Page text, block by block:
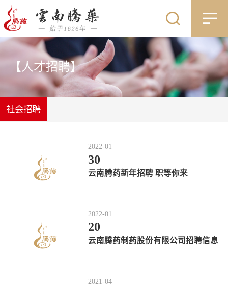
【人才招聘】
社会招聘
2022-01
30
云南腾药新年招聘 职等你来
2022-01
20
云南腾药制药股份有限公司招聘信息
2021-04